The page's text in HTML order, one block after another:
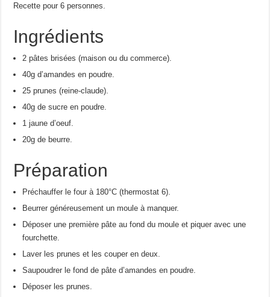
Recette pour 6 personnes.
Ingrédients
2 pâtes brisées (maison ou du commerce).
40g d’amandes en poudre.
25 prunes (reine-claude).
40g de sucre en poudre.
1 jaune d’oeuf.
20g de beurre.
Préparation
Préchauffer le four à 180°C (thermostat 6).
Beurrer généreusement un moule à manquer.
Déposer une première pâte au fond du moule et piquer avec une
fourchette.
Laver les prunes et les couper en deux.
Saupoudrer le fond de pâte d’amandes en poudre.
Déposer les prunes.